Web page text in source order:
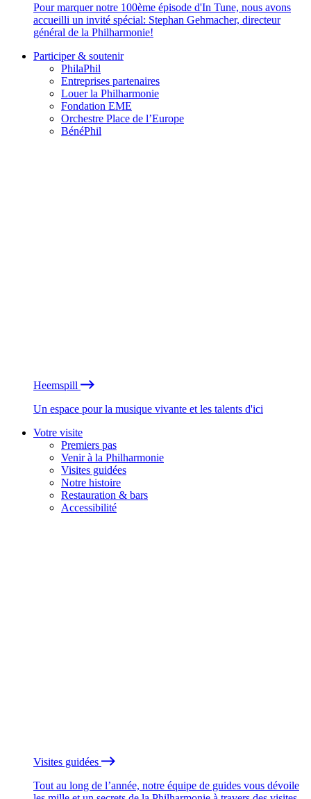
Pour marquer notre 100ème épisode d'In Tune, nous avons
accueilli un invité spécial: Stephan Gehmacher, directeur
général de la Philharmonie!
Participer & soutenir
PhilaPhil
Entreprises partenaires
Louer la Philharmonie
Fondation EME
Orchestre Place de l’Europe
BénéPhil
Heemspill
Un espace pour la musique vivante et les talents d'ici
Votre visite
Premiers pas
Venir à la Philharmonie
Visites guidées
Notre histoire
Restauration & bars
Accessibilité
Visites guidées
Tout au long de l’année, notre équipe de guides vous dévoile